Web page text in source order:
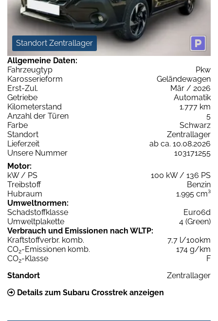
Standort Zentrallager
Allgemeine Daten:
Fahrzeugtyp
Pkw
Karosserieform
Geländewagen
Erst-Zul.
Mär / 2026
Getriebe
Automatik
Kilometerstand
1.777 km
Anzahl der Türen
5
Farbe
Schwarz
Standort
Zentrallager
Lieferzeit
ab ca. 10.08.2026
Unsere Nummer
103171255
Motor:
kW / PS
100 kW / 136 PS
Treibstoff
Benzin
Hubraum
1.995 cm³
Umweltnormen:
Schadstoffklasse
Euro6d
Umweltplakette
4 (Green)
Verbrauch und Emissionen nach WLTP:
Kraftstoffverbr. komb.
7,7 l/100km
CO2-Emissionen komb.
174 g/km
CO2-Klasse
F
Standort
Zentrallager
Details zum Subaru Crosstrek anzeigen